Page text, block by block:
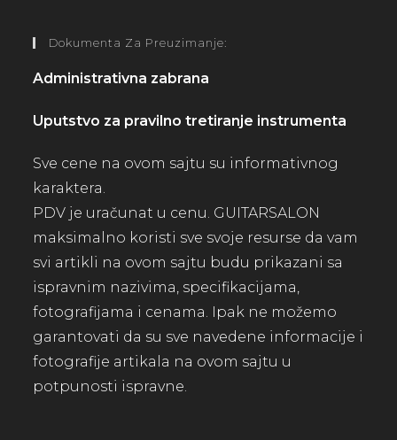
Dokumenta Za Preuzimanje:
Administrativna zabrana
Uputstvo za pravilno tretiranje instrumenta
Sve cene na ovom sajtu su informativnog
karaktera.
PDV je uračunat u cenu. GUITARSALON
maksimalno koristi sve svoje resurse da vam
svi artikli na ovom sajtu budu prikazani sa
ispravnim nazivima, specifikacijama,
fotografijama i cenama. Ipak ne možemo
garantovati da su sve navedene informacije i
fotografije artikala na ovom sajtu u
potpunosti ispravne.